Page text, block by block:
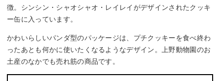
徴。シンシン・シャオシャオ・レイレイがデザインされたクッキ
ー缶に入っています。
かわいらしいパンダ型のパッケージは、プチクッキーを食べ終わ
ったあとも何かに使いたくなるようなデザイン。上野動物園のお
土産のなかでも売れ筋の商品です。